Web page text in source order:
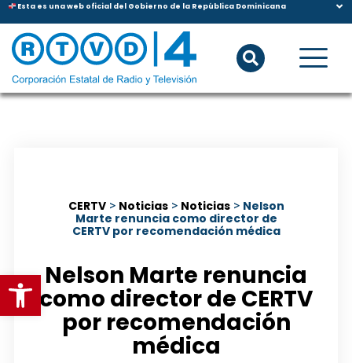
Abrir barra de herramientas
Esta es una web oficial del Gobierno de la República Dominicana
CERTV> Noticias> Noticias> Nelson
Marte renuncia como director de
CERTV por recomendación médica
Nelson Marte renuncia
como director de CERTV
por recomendación
médica